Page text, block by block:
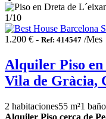
1/10
1.200 € - Ref: 414547 /Mes
Alquiler Piso en
Vila de Gràcia,
2 habitaciones55 m²1 baño
Alquiler Piso cerca de